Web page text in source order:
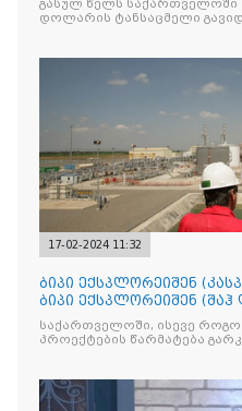
ავეჯის სფეროში
გასულ წელს საქართველოში
დოლარის ტანსაცმელი
17-02-2024 11:32
ბიპი ექსპლორეიშენ
ბიპი ექსპლორეიშენ
თავიანთი
საქართველოში, ისევე
პროექტების წარმატება